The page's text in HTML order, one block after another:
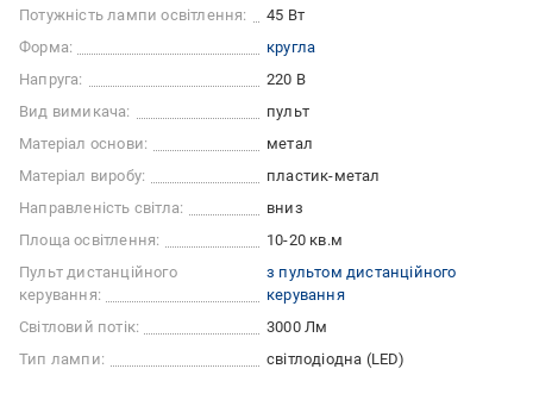
Потужність лампи освітлення:
45 Вт
Форма:
кругла
Напруга:
220 В
Вид вимикача:
пульт
Матеріал основи:
метал
Матеріал виробу:
пластик-метал
Направленість світла:
вниз
Площа освітлення:
10-20 кв.м
Пульт дистанційного
керування:
з пультом дистанційного
керування
Світловий потік:
3000 Лм
Тип лампи:
світлодіодна (LED)